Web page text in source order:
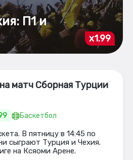
П1 и
x1.99
матч Сборная Турции
Баскетбол
В пятницу в 14:45 по
сыграют Турция и Чехия.
на Ксяоми Арене.